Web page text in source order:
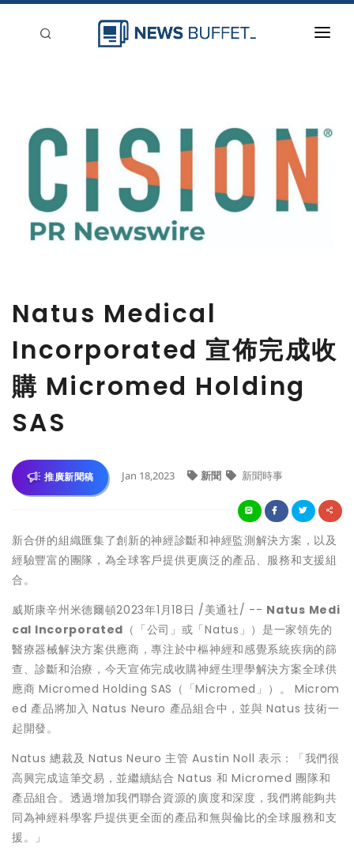
登入
Natus Medical
Incorporated 宣佈完成收
購 Micromed Holding
SAS
推廣新聞稿 Jan 18,2023 新聞 新聞時事
新合併的組織匯集了創新的神經診斷和神經監測解決方案，以及
經驗豐富的團隊，為全球客 戶提供更廣泛的產品、服務和支援組
合。
威斯康辛州米德爾頓2023年1月18日 /美通社/ -- Natus Medi
cal Incorporated （「公司」或「Natus」）是一家領先的
醫療器械解決方案供應商，專注於中樞神經和感覺系統疾病的篩
查、診斷和治療，今天宣佈完成收購神經生理學解決方案全球供
應商 Micromed Holding SAS（「Micromed」）。 Microm
ed 產品將加入Natus Neuro 產品組合中，並與 Natus 技術一
起開發。
Natus 總裁及 Natus Neuro 主管 Austin Noll 表示：「我們很
高興完成這筆交易，並繼續結合 Natus 和 Micromed 團隊和
產品組合。透過增加我們聯合資源的廣度和深度，我們將能夠共
同為神經科學客戶提供更全面的產品和無與倫比的全球服務和支
援。」